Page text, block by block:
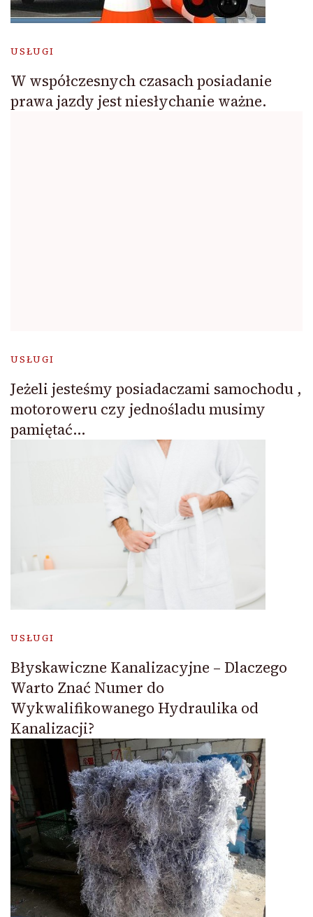
USŁUGI
W współczesnych czasach posiadanie
prawa jazdy jest niesłychanie ważne.
USŁUGI
Jeżeli jesteśmy posiadaczami samochodu ,
motoroweru czy jednośladu musimy
pamiętać…
USŁUGI
Błyskawiczne Kanalizacyjne – Dlaczego
Warto Znać Numer do
Wykwalifikowanego Hydraulika od
Kanalizacji?